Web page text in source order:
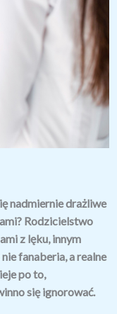
nadmiernie drażliwe
Rodzicielstwo
z lęku, innym
fanaberia, a realne
po to,
się ignorować.